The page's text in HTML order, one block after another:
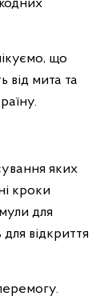
що
від мита та
яких
кроки
для
відкриття